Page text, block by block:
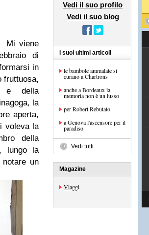
Mi viene
di
in
fruttuosa,
e della
la
aperta,
voleva la
della
lungo la
un
Vedi il suo profilo
Vedi il suo blog
I suoi ultimi articoli
le bambole ammalate si
curano a Chartrons
anche a Bordeaux la
memoria non è un lusso
per Robert Rebutato
a Genova l'ascensore per il
paradiso
Vedi tutti
Magazine
Viaggi